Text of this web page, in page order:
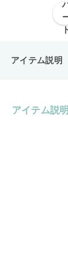
アイテム説明
アイテム説明